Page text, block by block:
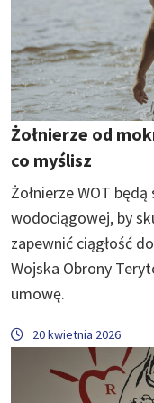
Żołnierze od
co myślisz
Żołnierze WOT
wodociągowej, by
zapewnić ciągłość
Wojska Obrony
umowę.
20 kwietnia 2026